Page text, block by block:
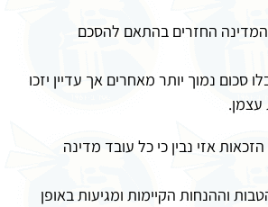
המדינה החזרים בהתאם להסכם
סכום נמוך יותר מאחרים אך עדיין יזכו
עצמן.
אזי נבין כי כל עובד מדינה
וההנחות הקיימות ומגיעות באופן